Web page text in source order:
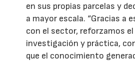
en sus propias parcelas y
a mayor escala. “Gracias a
con el sector, reforzamos
investigación y práctica,
que el conocimiento